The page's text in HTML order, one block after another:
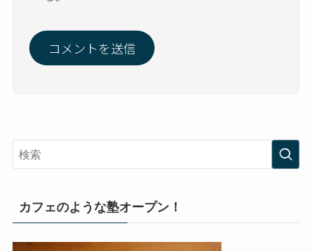
カフェのような塾オープン！